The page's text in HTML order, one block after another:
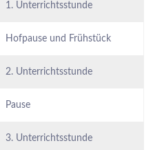
1. Unterrichtsstunde
Hofpause und Frühstück
2. Unterrichtsstunde
Pause
3. Unterrichtsstunde